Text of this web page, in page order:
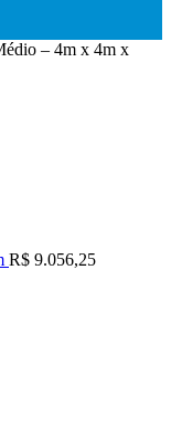
– 4m x 4m x
R$ 9.056,25